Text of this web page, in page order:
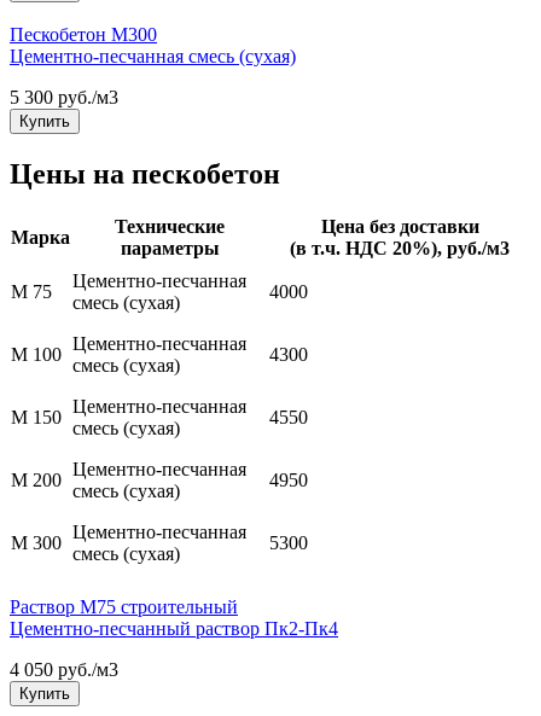
Пескобетон М300
Цементно-песчанная смесь (сухая)
5 300 руб./м3
Купить
Цены на пескобетон
Марка
Технические
параметры
Цена без доставки
(в т.ч. НДС 20%), руб./м3
М 75
Цементно-песчанная
смесь (сухая)
4000
М 100
Цементно-песчанная
смесь (сухая)
4300
М 150
Цементно-песчанная
смесь (сухая)
4550
М 200
Цементно-песчанная
смесь (сухая)
4950
М 300
Цементно-песчанная
смесь (сухая)
5300
Раствор М75 строительный
Цементно-песчанный раствор Пк2-Пк4
4 050 руб./м3
Купить